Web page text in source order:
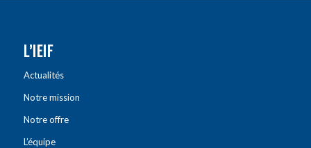
L’IEIF
Actualités
Notre mission
Notre offre
L’équipe